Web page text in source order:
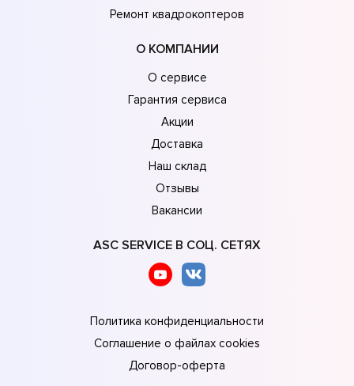
Ремонт квадрокоптеров
О КОМПАНИИ
О сервисе
Гарантия сервиса
Акции
Доставка
Наш склад
Отзывы
Вакансии
ASC SERVICE В СОЦ. СЕТЯХ
Политика конфиденциальности
Соглашение о файлах cookies
Договор-оферта